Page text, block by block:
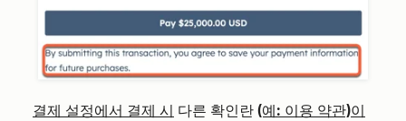
결제 설정에서 결제 시 다른 확인란 (예: 이용 약관)이